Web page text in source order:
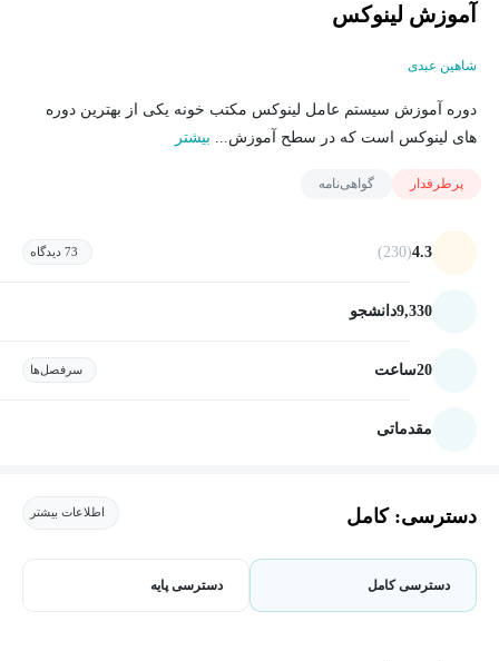
آموزش لینوکس
شاهین عبدی
دوره آموزش سیستم عامل لینوکس مکتب خونه یکی از بهترین دوره
های لینوکس است که در سطح آموزش... بیشتر
پرطرفدار گواهی‌نامه
4.3
(230) 73 دیدگاه
9,330دانشجو
20ساعت سرفصل‌ها
مقدماتی
دسترسی: کامل اطلاعات بیشتر
دسترسی کامل دسترسی پایه